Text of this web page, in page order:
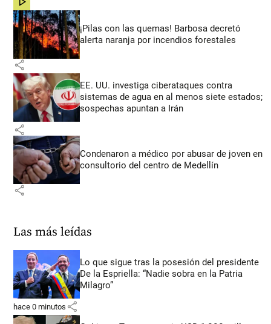
share
¡Pilas con las quemas! Barbosa decretó
alerta naranja por incendios forestales
share
EE. UU. investiga ciberataques contra
sistemas de agua en al menos siete estados;
sospechas apuntan a Irán
share
Condenaron a médico por abusar de joven en
consultorio del centro de Medellín
share
Las más leídas
Lo que sigue tras la posesión del presidente
De la Espriella: “Nadie sobra en la Patria
Milagro”
hace 0 minutos share